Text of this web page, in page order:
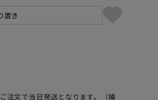
注文で当日発送となります。（補